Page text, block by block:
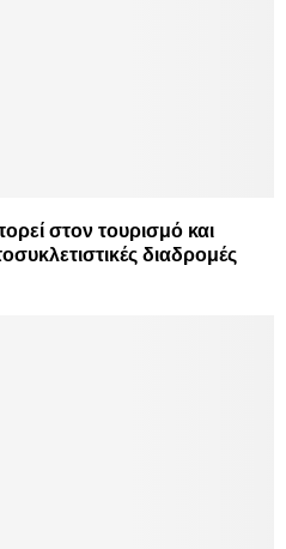
στον τουρισμό και
διαδρομές